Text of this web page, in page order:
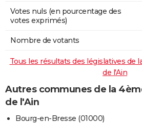
Votes nuls (en pourcentage des
votes exprimés)
Nombre de votants
Tous les résultats des législatives de
de l'Ain
Autres communes de la
de l'Ain
Bourg-en-Bresse (01000)